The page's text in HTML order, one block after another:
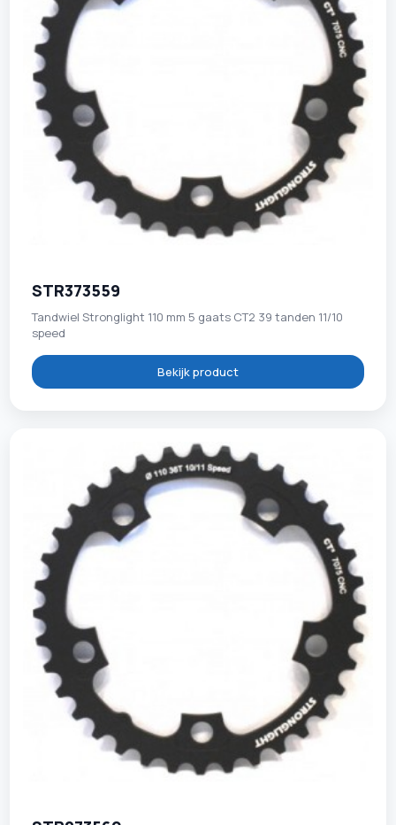
STR373559
Tandwiel Stronglight 110 mm 5 gaats CT2 39 tanden 11/10
speed
Bekijk product